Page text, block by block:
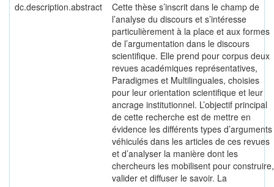
dc.description.abstract
Cette thèse s’inscrit dans le champ de
l’analyse du discours et s’intéresse
particulièrement à la place et aux formes
de l’argumentation dans le discours
scientifique. Elle prend pour corpus deux
revues académiques représentatives,
Paradigmes et Multilinguales, choisies
pour leur orientation scientifique et leur
ancrage institutionnel. L’objectif principal
de cette recherche est de mettre en
évidence les différents types d’arguments
véhiculés dans les articles de ces revues
et d’analyser la manière dont les
chercheurs les mobilisent pour construire,
valider et diffuser le savoir. La